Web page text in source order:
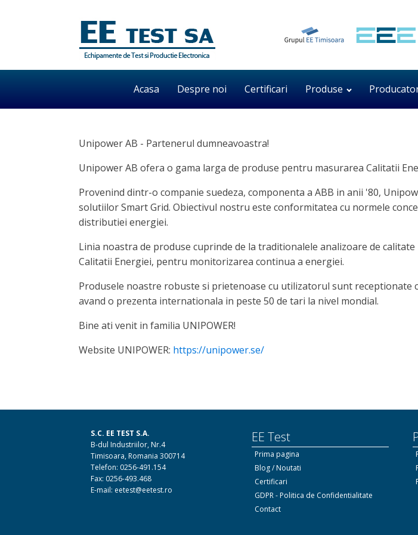
Acasa Despre noi Certificari Produse
Unipower AB - Partenerul dumneavoastra!
Unipower AB ofera o gama larga de produse pentru masurarea Calitatii
Provenind dintr-o companie suedeza, componenta a ABB in anii '80,
solutiilor Smart Grid. Obiectivul nostru este conformitatea cu normele
distributiei energiei.
Linia noastra de produse cuprinde de la traditionalele analizoare de
Calitatii Energiei, pentru monitorizarea continua a energiei.
Produsele noastre robuste si prietenoase cu utilizatorul sunt receptionate
avand o prezenta internationala in peste 50 de tari la nivel mondial.
Bine ati venit in familia UNIPOWER!
Website UNIPOWER: https://unipower.se/
S.C. EE TEST S.A.
B-dul Industriilor, Nr.4
Timisoara, Romania 300714
Telefon: 0256-491.154
Fax: 0256-493.468
E-mail: eetest@eetest.ro
EE Test
Prima pagina
Blog / Noutati
Certificari
GDPR - Politica de Confidentialitate
Contact